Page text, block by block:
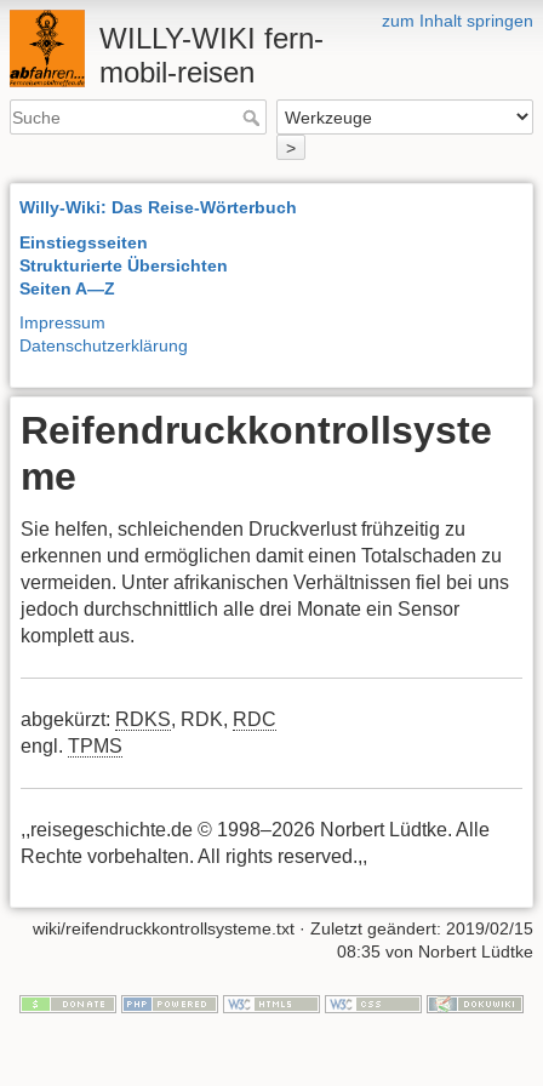
zum Inhalt springen
WILLY-WIKI fern-
mobil-reisen
>
Willy-Wiki: Das Reise-Wörterbuch
Einstiegsseiten
Strukturierte Übersichten
Seiten A—Z
Impressum
Datenschutzerklärung
Reifendruckkontrollsyste
me
Sie helfen, schleichenden Druckverlust frühzeitig zu
erkennen und ermöglichen damit einen Totalschaden zu
vermeiden. Unter afrikanischen Verhältnissen fiel bei uns
jedoch durchschnittlich alle drei Monate ein Sensor
komplett aus.
abgekürzt: RDKS, RDK, RDC
engl. TPMS
,,reisegeschichte.de © 1998–2026 Norbert Lüdtke. Alle
Rechte vorbehalten. All rights reserved.,,
wiki/reifendruckkontrollsysteme.txt · Zuletzt geändert: 2019/02/15
08:35 von Norbert Lüdtke